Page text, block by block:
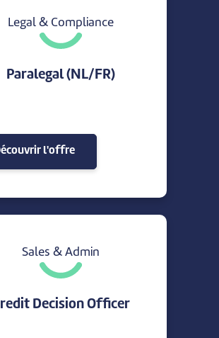
Legal & Compliance
Paralegal (NL/FR)
l'offre
Sales & Admin
Decision Officer